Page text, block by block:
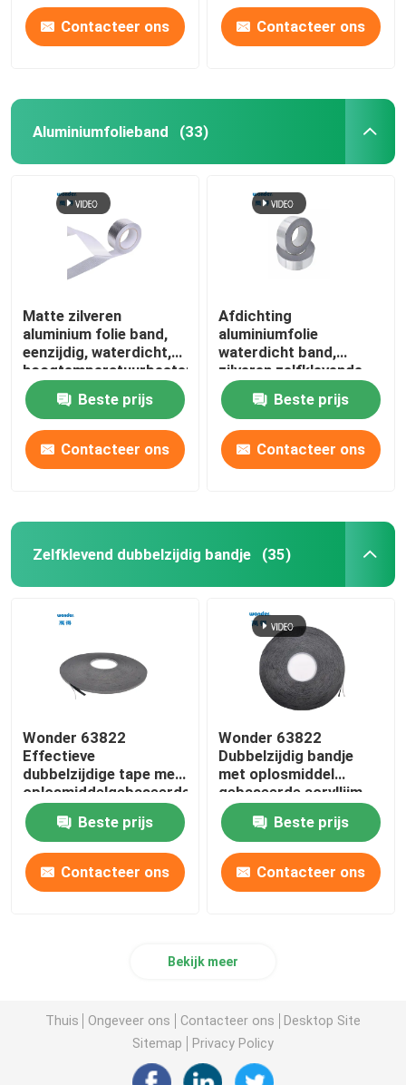
Contacteer ons Contacteer ons
Aluminiumfolieband (33)
Matte zilveren
aluminium folie band,
eenzijdig, waterdicht,
hoogtemperatuurbestendig
Beste prijs
Contacteer ons
Afdichting
aluminiumfolie
waterdicht band,
zilveren zelfklevende
aluminium band
Beste prijs
Contacteer ons
Zelfklevend dubbelzijdig bandje (35)
Wonder 63822
Effectieve
dubbelzijdige tape met
oplosmiddelgebaseerde
lijm voor veelzijdige
toepassingenBeste prijs
Contacteer ons
Wonder 63822
Dubbelzijdig bandje
met oplosmiddel
gebaseerde acryllijm
voor sterke binding
Beste prijs
Contacteer ons
Bekijk meer
Thuis Ongeveer ons Contacteer ons
Desktop Site
Sitemap
Privacy Policy